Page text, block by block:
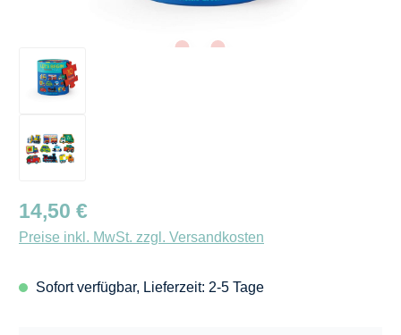
Regulärer Preis:
14,50 €
Preise inkl. MwSt. zzgl. Versandkosten
Sofort verfügbar, Lieferzeit: 2-5 Tage